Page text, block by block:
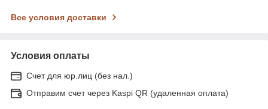
Все условия доставки
Условия оплаты
Счет для юр.лиц (без нал.)
Отправим счет через Kaspi QR (удаленная оплата)